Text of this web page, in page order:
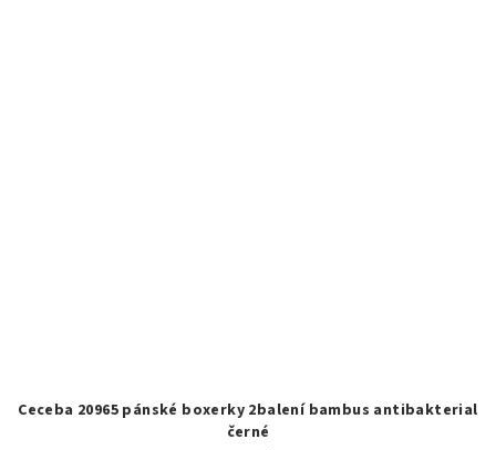
Ceceba 20965 pánské boxerky 2balení bambus antibakterial
černé